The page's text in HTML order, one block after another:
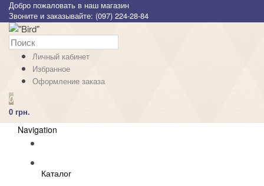
Добро пожаловать в наш магазин
Звоните и заказывайте: (097) 224-28-84
Личный кабинет
Избранное
Оформление заказа
0
0 грн.
Navigation
Каталог